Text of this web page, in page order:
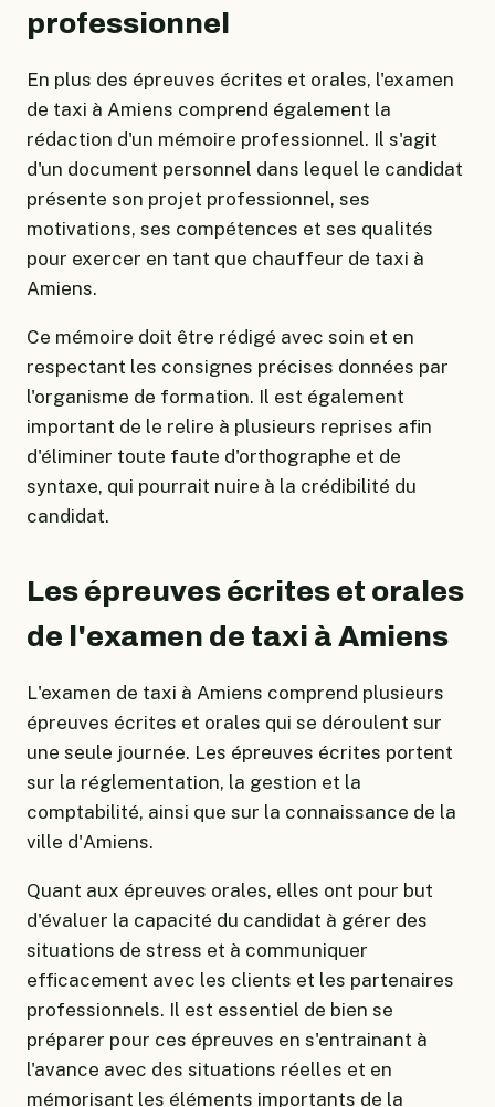
professionnel
En plus des épreuves écrites et orales, l'examen
de taxi à Amiens comprend également la
rédaction d'un mémoire professionnel. Il s'agit
d'un document personnel dans lequel le candidat
présente son projet professionnel, ses
motivations, ses compétences et ses qualités
pour exercer en tant que chauffeur de taxi à
Amiens.
Ce mémoire doit être rédigé avec soin et en
respectant les consignes précises données par
l'organisme de formation. Il est également
important de le relire à plusieurs reprises afin
d'éliminer toute faute d'orthographe et de
syntaxe, qui pourrait nuire à la crédibilité du
candidat.
Les épreuves écrites et orales
de l'examen de taxi à Amiens
L'examen de taxi à Amiens comprend plusieurs
épreuves écrites et orales qui se déroulent sur
une seule journée. Les épreuves écrites portent
sur la réglementation, la gestion et la
comptabilité, ainsi que sur la connaissance de la
ville d'Amiens.
Quant aux épreuves orales, elles ont pour but
d'évaluer la capacité du candidat à gérer des
situations de stress et à communiquer
efficacement avec les clients et les partenaires
professionnels. Il est essentiel de bien se
préparer pour ces épreuves en s'entrainant à
l'avance avec des situations réelles et en
mémorisant les éléments importants de la